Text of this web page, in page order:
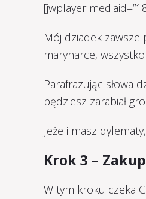
[jwplayer
Mój dziadek zawsze
marynarce,
Parafrazując słowa
będziesz zarabiał
Jeżeli masz
Krok 3 –
W tym kroku czeka